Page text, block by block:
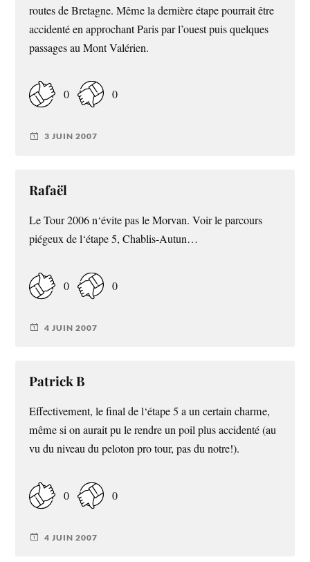
routes de Bretagne. Même la dernière étape pourrait être
accidenté en approchant Paris par l’ouest puis quelques
passages au Mont Valérien.
0 0
3 JUIN 2007
Rafaël
Le Tour 2006 n‘évite pas le Morvan. Voir le parcours
piégeux de l‘étape 5, Chablis-Autun…
0 0
4 JUIN 2007
Patrick B
Effectivement, le final de l‘étape 5 a un certain charme,
même si on aurait pu le rendre un poil plus accidenté (au
vu du niveau du peloton pro tour, pas du notre!).
0 0
4 JUIN 2007